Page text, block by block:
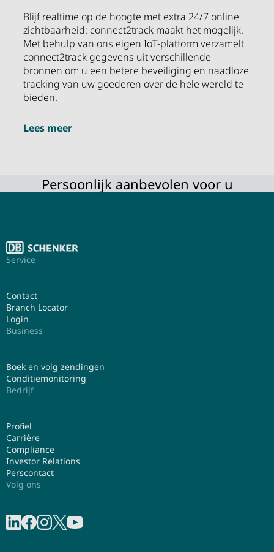
Blijf realtime op de hoogte met extra 24/7 online
zichtbaarheid: connect2track maakt het mogelijk.
Met behulp van ons eigen IoT-platform verzamelt
connect2track gegevens uit verschillende
bronnen om u een betere beveiliging en naadloze
tracking van uw goederen over de hele wereld te
bieden.
Lees meer
Persoonlijk aanbevolen voor u
Service
Contact
Branch Locator
Login
Business
Boek en volg zendingen
Conditiemonitoring
Bedrijf
Profiel
Carrière
Compliance
Investor Relations
Perscontact
Volg ons